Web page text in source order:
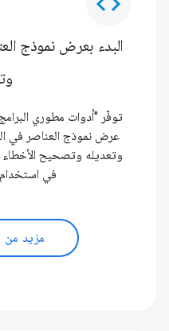
توفّر "أدوات مطوري
وتعديله وتصحيح الأخطاء
في
مزيد من